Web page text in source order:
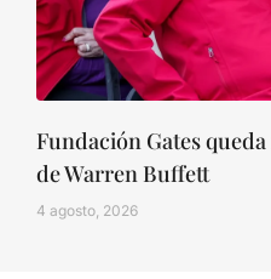
Fundación Gates
de Warren Buffett
4 agosto, 2026